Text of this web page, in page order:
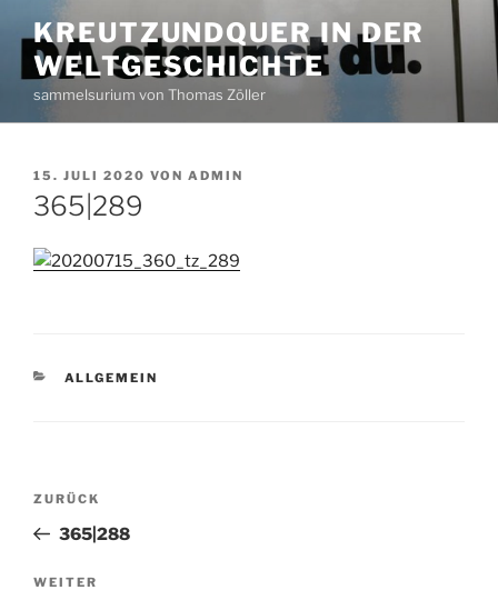
Inhalt
springen
KREUTZUNDQUER IN DER
WELTGESCHICHTE
sammelsurium von Thomas Zöller
VERÖFFENTLICHT
AM
15. JULI 2020 VON ADMIN
365|289
KATEGORIEN
ALLGEMEIN
Beitragsnavigation
Vorheriger
Beitrag
ZURÜCK
365|288
Nächster
WEITER